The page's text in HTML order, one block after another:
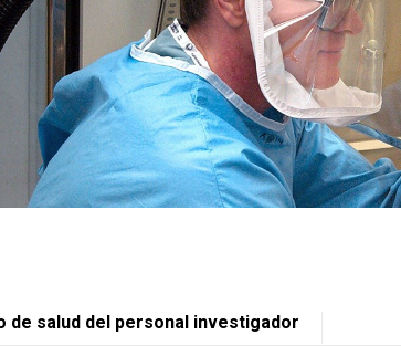
de salud del personal investigador